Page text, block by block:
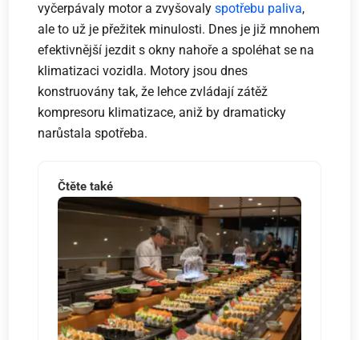
vyčerpávaly motor a zvyšovalyspotřebu paliva,
ale to už je přežitek minulosti. Dnes je již mnohem
efektivnější jezdit s okny nahoře a spoléhat se na
klimatizaci vozidla. Motory jsou dnes
konstruovány tak, že lehce zvládají zátěž
kompresoru klimatizace, aniž by dramaticky
narůstala spotřeba.
Čtěte také